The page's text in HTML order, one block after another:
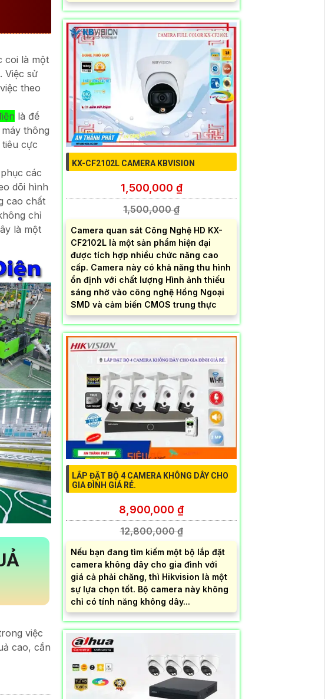
coi là một
Việc sử
theo
là để
thông
cực
các
dõi hình
cao chất
chỉ
là một
việc
cao, cần
KX-CF2102L CAMERA KBVISION
1,500,000 ₫
1,500,000 ₫
Camera quan sát Công Nghệ HD KX-
CF2102L là một sản phẩm hiện đại
được tích hợp nhiều chức năng cao
cấp. Camera này có khả năng thu hình
ổn định với chất lượng Hình ảnh thiếu
sáng nhờ vào công nghệ Hồng Ngoại
SMD và cảm biến CMOS trung thực
LẮP ĐẶT BỘ 4 CAMERA KHÔNG DÂY CHO
GIA ĐÌNH GIÁ RẺ.
8,900,000 ₫
12,800,000 ₫
Nếu bạn đang tìm kiếm một bộ lắp đặt
camera không dây cho gia đình với
giá cả phải chăng, thì Hikvision là một
sự lựa chọn tốt. Bộ camera này không
chỉ có tính năng không dây...